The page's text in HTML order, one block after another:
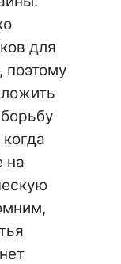
для
поэтому
на